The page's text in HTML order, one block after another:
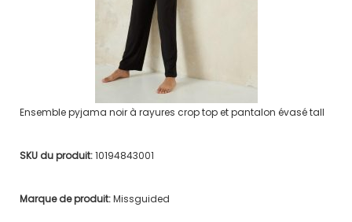
Ensemble pyjama noir à rayures crop top et pantalon évasé tall
SKU du produit:10194843001
Marque de produit:Missguided